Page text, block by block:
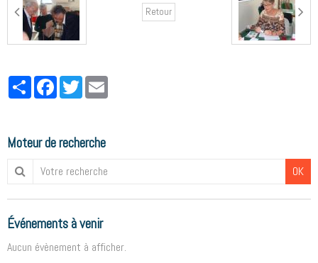
Retour
PartagerFacebookTwitter
Moteur de recherche
OK
Événements à venir
Aucun évènement à afficher.